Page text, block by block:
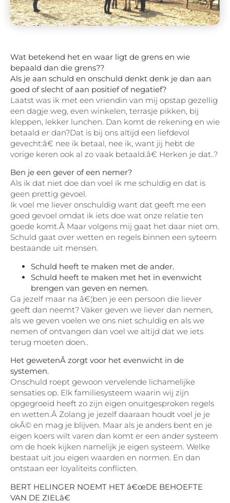
Wat betekend het en waar ligt de grens en wie
bepaald dan die grens??
Als je aan schuld en onschuld denkt denk je dan aan
goed of slecht of aan positief of negatief?
Laatst was ik met een vriendin van mij opstap gezellig
een dagje weg, even winkelen, terrasje pikken, bij
kleppen, lekker lunchen. Dan komt de rekening en wie
betaald er dan?Dat is bij ons altijd een liefdevol
gevecht:â€ nee ik betaal, nee ik, want jij hebt de
vorige keren ook al zo vaak betaald.â€ Herken je dat..?
Ben je een gever of een nemer?
Als ik dat niet doe dan voel ik me schuldig en dat is
geen prettig gevoel.
Ik voel me liever onschuldig want dat geeft me een
goed gevoel omdat ik iets doe wat onze relatie ten
goede komt.Â Maar volgens mij gaat het daar niet om.
Schuld gaat over wetten en regels binnen een syteem
bestaande uit mensen.
Schuld heeft te maken met de ander.
Schuld heeft te maken met het in evenwicht
brengen van geven en nemen.
Ga jezelf maar na â€¦ben je een persoon die liever
geeft dan neemt? Vaker geven we liever dan nemen,
als we geven voelen we ons niet schuldig en als we
nemen of ontvangen dan voel we altijd dat we iets
terug moeten doen..
Het gewetenÂ zorgt voor het evenwicht in de
systemen.
Onschuld roept gewoon vervelende lichamelijke
sensaties op. Elk familiesysteem waarin wij zijn
opgegroeid heeft zo zijn eigen onuitgesproken regels
en wetten.Â Zolang je jezelf daaraan houdt voel je je
okÃ© en mag je blijven. Maar als je anders bent en je
eigen koers wilt varen dan komt er een ander systeem
om de hoek kijken namelijk je eigen systeem. Welke
bestaat uit jou eigen waarden en normen. En dan
ontstaan eer loyaliteits conflicten.
BERT HELINGER NOEMT HET â€œDE BEHOEFTE
VAN DE ZIELâ€